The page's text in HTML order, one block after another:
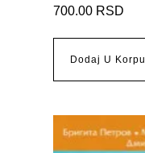
700.00 RSD
Dodaj U Korpu